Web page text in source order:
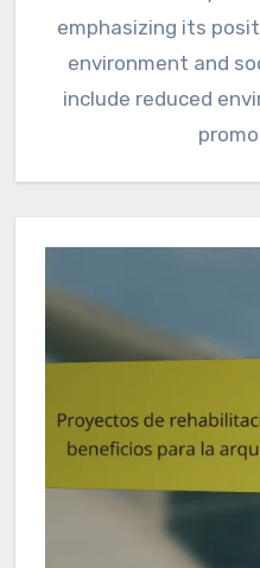
emphasizing its
environment and
include reduced